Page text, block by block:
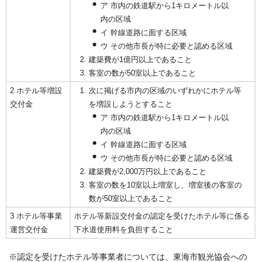
ア 市内の鉄道駅から1キロメートル以
内の区域
イ 幹線道路に面する区域
ウ その他市長が特に必要と認める区域
建築費が1億円以上であること
客室の数が50室以上であること
2 ホテル等増設
交付金
次に掲げる市内の区域のいずれかにホテル等
を増設しようとすること
ア 市内の鉄道駅から1キロメートル以
内の区域
イ 幹線道路に面する区域
ウ その他市長が特に必要と認める区域
建築費が2,000万円以上であること
客室の数を10室以上増室し、増室後の客室の
数が50室以上であること
3 ホテル等事業
運営交付金
ホテル等新設交付金の認定を受けたホテル等に係る
下水道使用料を負担すること
※認定を受けたホテル等事業者については、東海市観光協会への